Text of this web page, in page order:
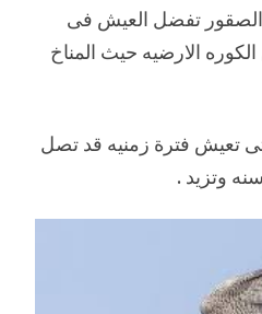
الصقور تفضل العيش فى
الارضيه حيث المناخ
تعيش فترة زمنيه قد تصل
وتزيد .